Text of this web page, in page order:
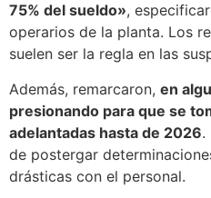
75% del sueldo»,
operarios de la planta. Los
suelen ser la regla en las
Además, remarcaron, en
presionando para que se
adelantadas hasta de 2026.
de postergar
drásticas con el personal.